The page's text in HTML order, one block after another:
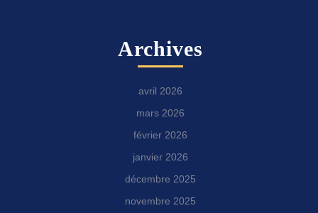
Archives
avril 2026
mars 2026
février 2026
janvier 2026
décembre 2025
novembre 2025